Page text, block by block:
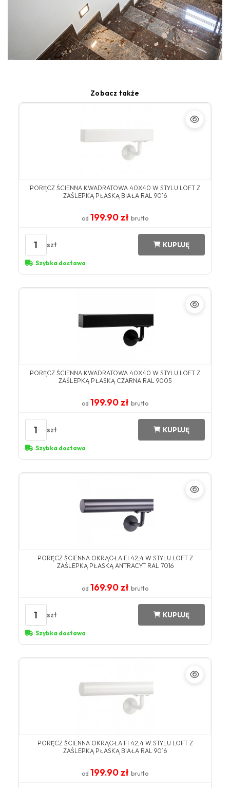
Zobacz także
PORĘCZ ŚCIENNA KWADRATOWA 40X40 W STYLU LOFT Z
ZAŚLEPKĄ PŁASKĄ BIAŁA RAL 9016
od 199.90 zł brutto
1 szt KUPUJĘ
Szybka dostawa
PORĘCZ ŚCIENNA KWADRATOWA 40X40 W STYLU LOFT Z
ZAŚLEPKĄ PŁASKĄ CZARNA RAL 9005
od 199.90 zł brutto
1 szt KUPUJĘ
Szybka dostawa
​PORĘCZ ŚCIENNA OKRĄGŁA FI 42,4 W STYLU LOFT Z
ZAŚLEPKĄ PŁASKĄ ANTRACYT ​RAL 7016​
od 169.90 zł brutto
1 szt KUPUJĘ
Szybka dostawa
​PORĘCZ ŚCIENNA OKRĄGŁA FI 42,4 W STYLU LOFT Z
ZAŚLEPKĄ PŁASKĄ BIAŁA ​RAL 9016​
od 199.90 zł brutto